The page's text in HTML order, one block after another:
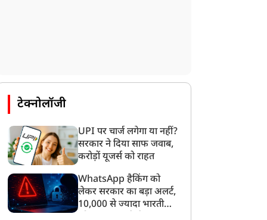
टेक्नोलॉजी
UPI पर चार्ज लगेगा या नहीं?
सरकार ने दिया साफ जवाब,
करोड़ों यूजर्स को राहत
WhatsApp हैकिंग को
लेकर सरकार का बड़ा अलर्ट,
10,000 से ज्यादा भारतीयों